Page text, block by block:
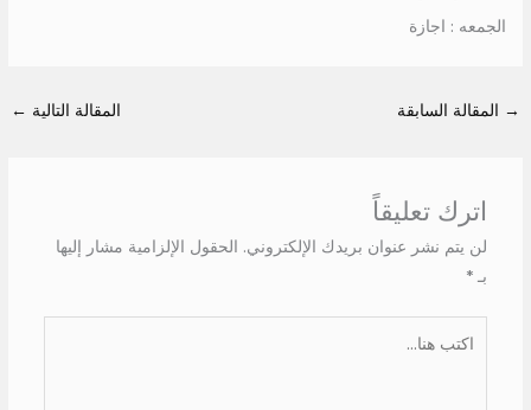
الجمعه : اجازة
→ المقالة السابقة المقالة التالية ←
اترك تعليقاً
لن يتم نشر عنوان بريدك الإلكتروني. الحقول الإلزامية مشار إليها
بـ *